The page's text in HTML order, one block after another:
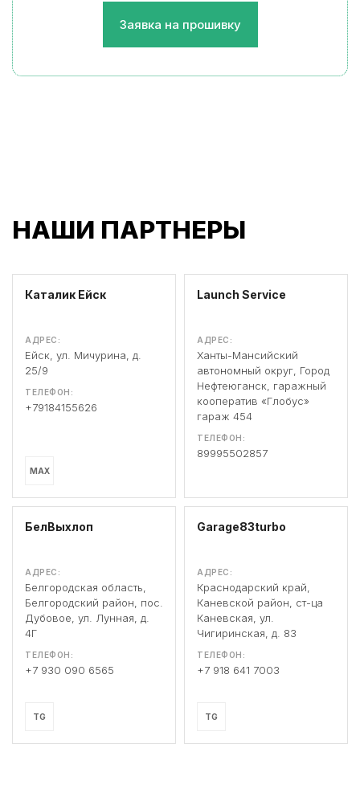
Заявка на прошивку
НАШИ ПАРТНЕРЫ
Каталик Ейск
АДРЕС:
Ейск, ул. Мичурина, д.
25/9
ТЕЛЕФОН:
+79184155626
MAX
Launch Service
АДРЕС:
Ханты-Мансийский
автономный округ, Город
Нефтеюганск, гаражный
кооператив «Глобус»
гараж 454
ТЕЛЕФОН:
89995502857
БелВыхлоп
АДРЕС:
Белгородская область,
Белгородский район, пос.
Дубовое, ул. Лунная, д.
4Г
ТЕЛЕФОН:
+7 930 090 6565
TG
Garage83turbo
АДРЕС:
Краснодарский край,
Каневской район, ст-ца
Каневская, ул.
Чигиринская, д. 83
ТЕЛЕФОН:
+7 918 641 7003
TG